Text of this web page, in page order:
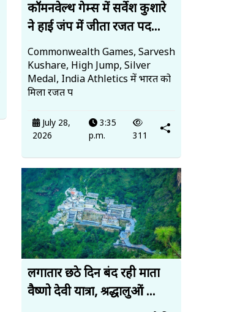
कॉमनवेल्थ गेम्स में सर्वेश कुशारे
ने हाई जंप में जीता रजत पद...
Commonwealth Games, Sarvesh
Kushare, High Jump, Silver
Medal, India Athletics में भारत को
मिला रजत प
July 28,
2026
3:35
p.m.
311
लगातार छठे दिन बंद रही माता
वैष्णो देवी यात्रा, श्रद्धालुओं ...